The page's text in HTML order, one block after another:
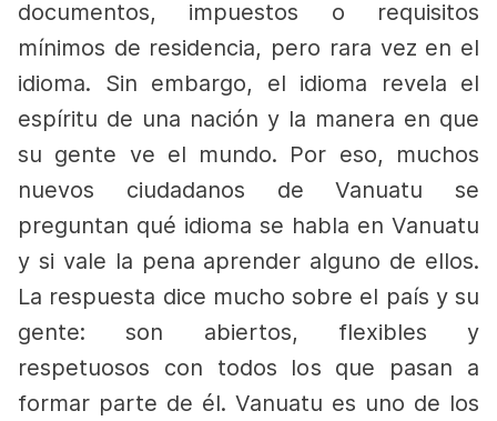
documentos, impuestos o requisitos
mínimos de residencia, pero rara vez en el
idioma. Sin embargo, el idioma revela el
espíritu de una nación y la manera en que
su gente ve el mundo. Por eso, muchos
nuevos ciudadanos de Vanuatu se
preguntan qué idioma se habla en Vanuatu
y si vale la pena aprender alguno de ellos.
La respuesta dice mucho sobre el país y su
gente: son abiertos, flexibles y
respetuosos con todos los que pasan a
formar parte de él. Vanuatu es uno de los